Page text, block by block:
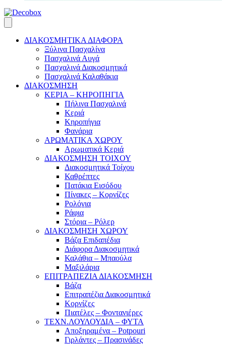
ΔΙΑΚΟΣΜΗΤΙΚΑ ΔΙΑΦΟΡΑ
Ξύλινα Πασχαλίνα
Πασχαλινά Αυγά
Πασχαλινά Διακοσμητικά
Πασχαλινά Καλαθάκια
ΔΙΑΚΟΣΜΗΣΗ
ΚΕΡΙΑ – ΚΗΡΟΠΗΓΙΑ
Πήλινα Πασχαλινά
Κεριά
Κηροπήγια
Φανάρια
ΑΡΩΜΑΤΙΚΑ ΧΩΡΟΥ
Αρωματικά Κεριά
ΔΙΑΚΟΣΜΗΣΗ ΤΟΙΧΟΥ
Διακοσμητικά Τοίχου
Καθρέπτες
Πατάκια Εισόδου
Πίνακες – Κορνίζες
Ρολόγια
Ράφια
Στόρια – Ρόλερ
ΔΙΑΚΟΣΜΗΣΗ ΧΩΡΟΥ
Βάζα Επιδαπέδια
Διάφορα Διακοσμητικά
Καλάθια – Μπαούλα
Μαξιλάρια
ΕΠΙΤΡΑΠΕΖΙΑ ΔΙΑΚΟΣΜΗΣΗ
Βάζα
Επιτραπέζια Διακοσμητικά
Κορνίζες
Πιατέλες – Φοντανιέρες
ΤΕΧΝ.ΛΟΥΛΟΥΔΙΑ – ΦΥΤΑ
Αποξηραμένα – Potpouri
Γιρλάντες – Πρασινάδες